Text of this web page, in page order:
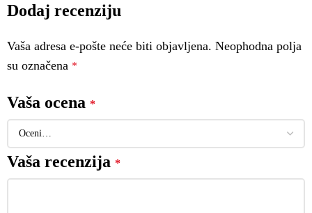
Dodaj recenziju
Vaša adresa e-pošte neće biti objavljena. Neophodna polja
su označena *
Vaša ocena *
Vaša recenzija *